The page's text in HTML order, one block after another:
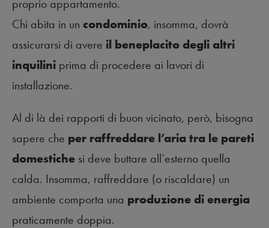
proprio appartamento.
Chi abita in un condominio, insomma, dovrà
assicurarsi di avere il beneplacito degli altri
inquilini prima di procedere ai lavori di
installazione.
Al di là dei rapporti di buon vicinato, però, bisogna
sapere che per raffreddare l’aria tra le pareti
domestiche si deve buttare all’esterno quella
calda. Insomma, raffreddare (o riscaldare) un
ambiente comporta una produzione di energia
praticamente doppia.